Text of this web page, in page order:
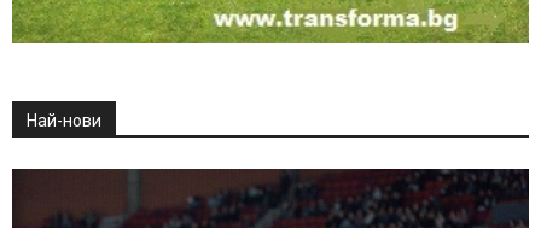
Най-нови